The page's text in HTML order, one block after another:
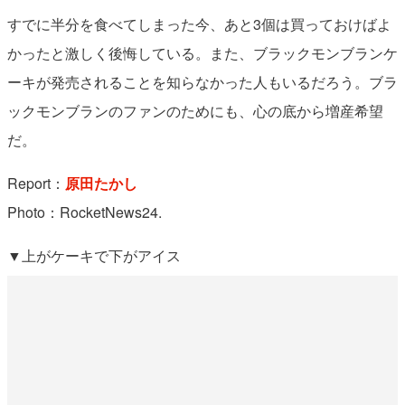
すでに半分を食べてしまった今、あと3個は買っておけばよ
かったと激しく後悔している。また、ブラックモンブランケ
ーキが発売されることを知らなかった人もいるだろう。ブラ
ックモンブランのファンのためにも、心の底から増産希望
だ。
Report： 原田たかし
Photo：RocketNews24.
▼上がケーキで下がアイス